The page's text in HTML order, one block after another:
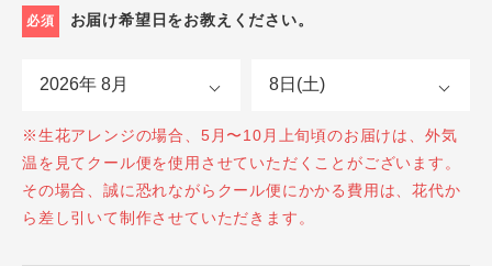
必須 お届け希望日をお教えください。
※生花アレンジの場合、5月〜10月上旬頃のお届けは、外気
温を見てクール便を使用させていただくことがございます。
その場合、誠に恐れながらクール便にかかる費用は、花代か
ら差し引いて制作させていただきます。